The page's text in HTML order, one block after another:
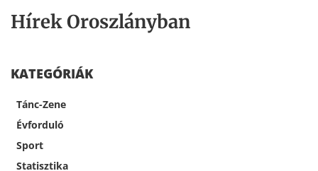
Hírek Oroszlányban
KATEGÓRIÁK
Tánc-Zene
Évforduló
Sport
Statisztika